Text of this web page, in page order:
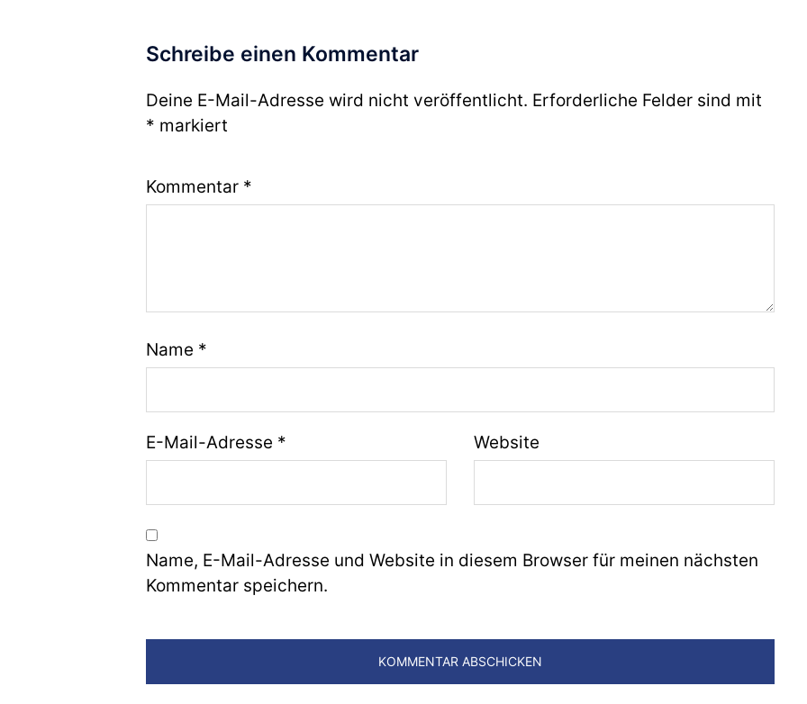
Schreibe einen Kommentar
Deine E-Mail-Adresse wird nicht veröffentlicht. Erforderliche Felder sind mit
* markiert
Kommentar *
Name *
E-Mail-Adresse * Website
Name, E-Mail-Adresse und Website in diesem Browser für meinen nächsten
Kommentar speichern.